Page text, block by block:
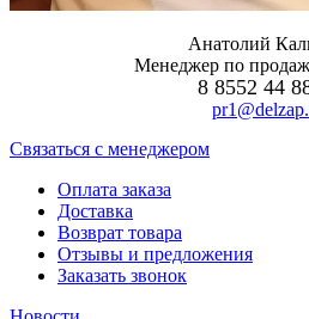
Анатолий
Менеджер по
8 8552 44
Cвязаться с менеджером
Оплата заказа
Доставка
Возврат товара
Отзывы и предложения
Заказать звонок